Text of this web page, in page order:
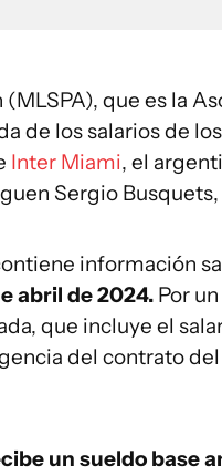
que es la
de los salarios de
Inter Miami, el
Sergio Busquets,
información
abril de 2024. Por
que incluye el
del contrato
un sueldo base